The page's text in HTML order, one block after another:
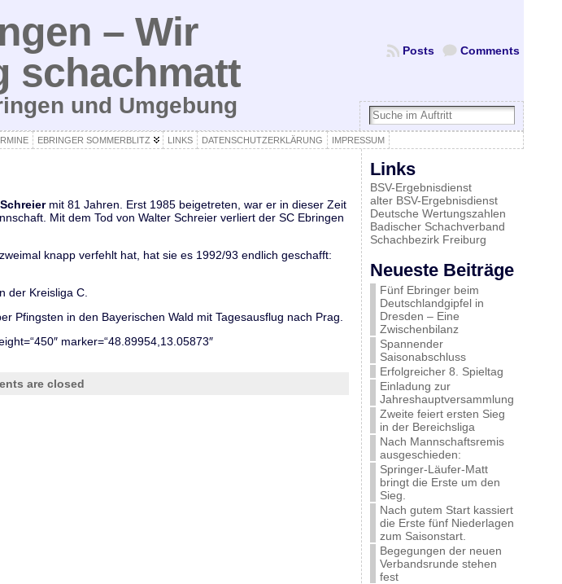
– Wir
schachmatt
und Umgebung
Comments
Posts
EBRINGER SOMMERBLITZ LINKS DATENSCHUTZERKLÄRUNG IMPRESSUM
mit 81 Jahren. Erst 1985 beigetreten, war er in dieser Zeit
Mit dem Tod von Walter Schreier verliert der SC Ebringen
knapp verfehlt hat, hat sie es 1992/93 endlich geschafft:
der Kreisliga C.
Pfingsten in den Bayerischen Wald mit Tagesausflug nach Prag.
marker=“48.89954,13.05873″
are closed
Links
BSV-Ergebnisdienst
alter BSV-Ergebnisdienst
Deutsche Wertungszahlen
Badischer Schachverband
Schachbezirk Freiburg
Neueste Beiträge
Fünf Ebringer beim
Deutschlandgipfel in
Dresden – Eine
Zwischenbilanz
Spannender
Saisonabschluss
Erfolgreicher 8. Spieltag
Einladung zur
Jahreshauptversammlung
Zweite feiert ersten Sieg
in der Bereichsliga
Nach Mannschaftsremis
ausgeschieden:
Springer-Läufer-Matt
bringt die Erste um den
Sieg.
Nach gutem Start kassiert
die Erste fünf Niederlagen
zum Saisonstart.
Begegungen der neuen
Verbandsrunde stehen
fest